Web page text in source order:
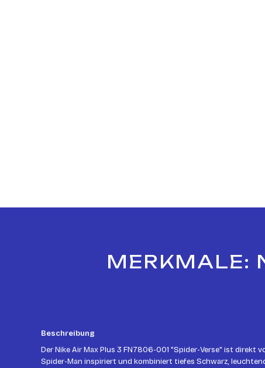
MERKMALE:
Beschreibung
Der Nike Air Max Plus 3 FN7806-001 "Spider-Verse" ist direkt
Spider-Man inspiriert und kombiniert tiefes Schwarz,